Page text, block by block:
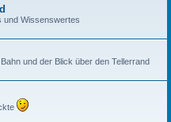
und Wissenswertes
und der Blick über den Tellerrand